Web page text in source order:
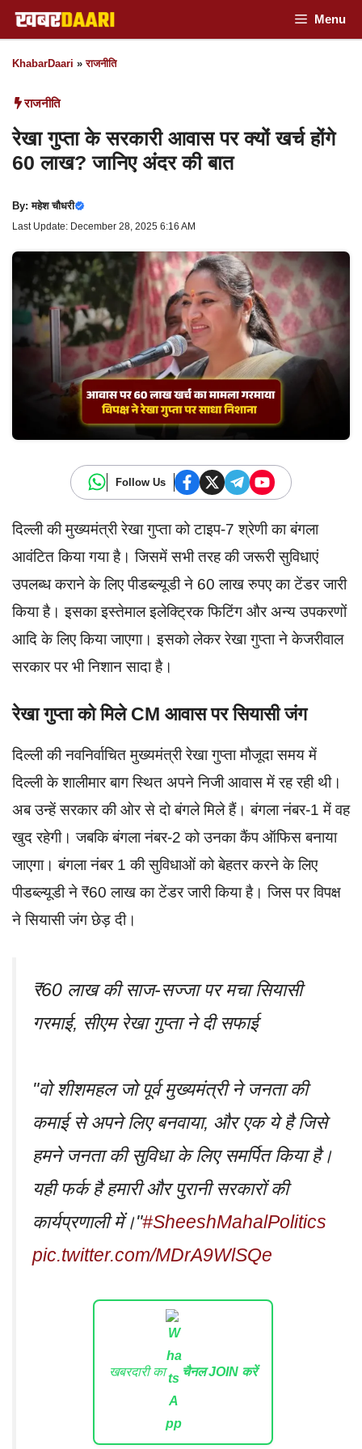
Skip
to
content
Menu
KhabarDaari »राजनीति
राजनीति
रेखा गुप्ता के सरकारी आवास पर क्यों खर्च होंगे
60 लाख? जानिए अंदर की बात
By:महेश चौधरी
Last Update: December 28, 2025 6:16 AM
Follow Us
दिल्ली की मुख्यमंत्री रेखा गुप्ता को टाइप-7 श्रेणी का बंगला
आवंटित किया गया है। जिसमें सभी तरह की जरूरी सुविधाएं
उपलब्ध कराने के लिए पीडब्ल्यूडी ने 60 लाख रुपए का टेंडर जारी
किया है। इसका इस्तेमाल इलेक्ट्रिक फिटिंग और अन्य उपकरणों
आदि के लिए किया जाएगा। इसको लेकर रेखा गुप्ता ने केजरीवाल
सरकार पर भी निशान सादा है।
रेखा गुप्ता को मिले CM आवास पर सियासी जंग
दिल्ली की नवनिर्वाचित मुख्यमंत्री रेखा गुप्ता मौजूदा समय में
दिल्ली के शालीमार बाग स्थित अपने निजी आवास में रह रही थी।
अब उन्हें सरकार की ओर से दो बंगले मिले हैं। बंगला नंबर-1 में वह
खुद रहेगी। जबकि बंगला नंबर-2 को उनका कैंप ऑफिस बनाया
जाएगा। बंगला नंबर 1 की सुविधाओं को बेहतर करने के लिए
पीडब्ल्यूडी ने ₹60 लाख का टेंडर जारी किया है। जिस पर विपक्ष
ने सियासी जंग छेड़ दी।
₹60 लाख की साज-सज्जा पर मचा सियासी
गरमाई, सीएम रेखा गुप्ता ने दी सफाई
"वो शीशमहल जो पूर्व मुख्यमंत्री ने जनता की
कमाई से अपने लिए बनवाया, और एक ये है जिसे
हमने जनता की सुविधा के लिए समर्पित किया है।
यही फर्क है हमारी और पुरानी सरकारों की
कार्यप्रणाली में।"#SheeshMahalPolitics
pic.twitter.com/MDrA9WlSQe
खबरदारी का चैनल JOIN करें